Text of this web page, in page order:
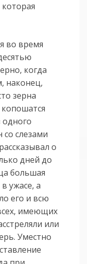
во время
когда
наконец,
зерна
копошатся
со слезами
о
дней до
большая
ужасе, а
его и всю
имеющих
или
Уместно